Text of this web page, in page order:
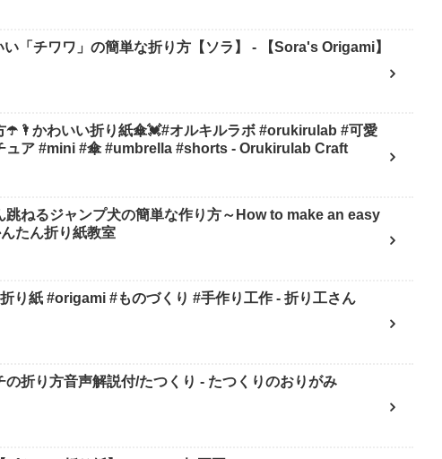
い「チワワ」の簡単な折り方【ソラ】 - 【Sora's Origami】
☂️🌂かわいい折り紙傘💓#オルキルラボ #orukirulab #可愛
ュア #mini #傘 #umbrella #shorts - Orukirulab Craft
ねるジャンプ犬の簡単な作り方～How to make an easy
たん折り紙教室
折り紙 #origami #ものづくり #手作り工作 - 折り工さん
の折り方音声解説付/たつくり - たつくりのおりがみ